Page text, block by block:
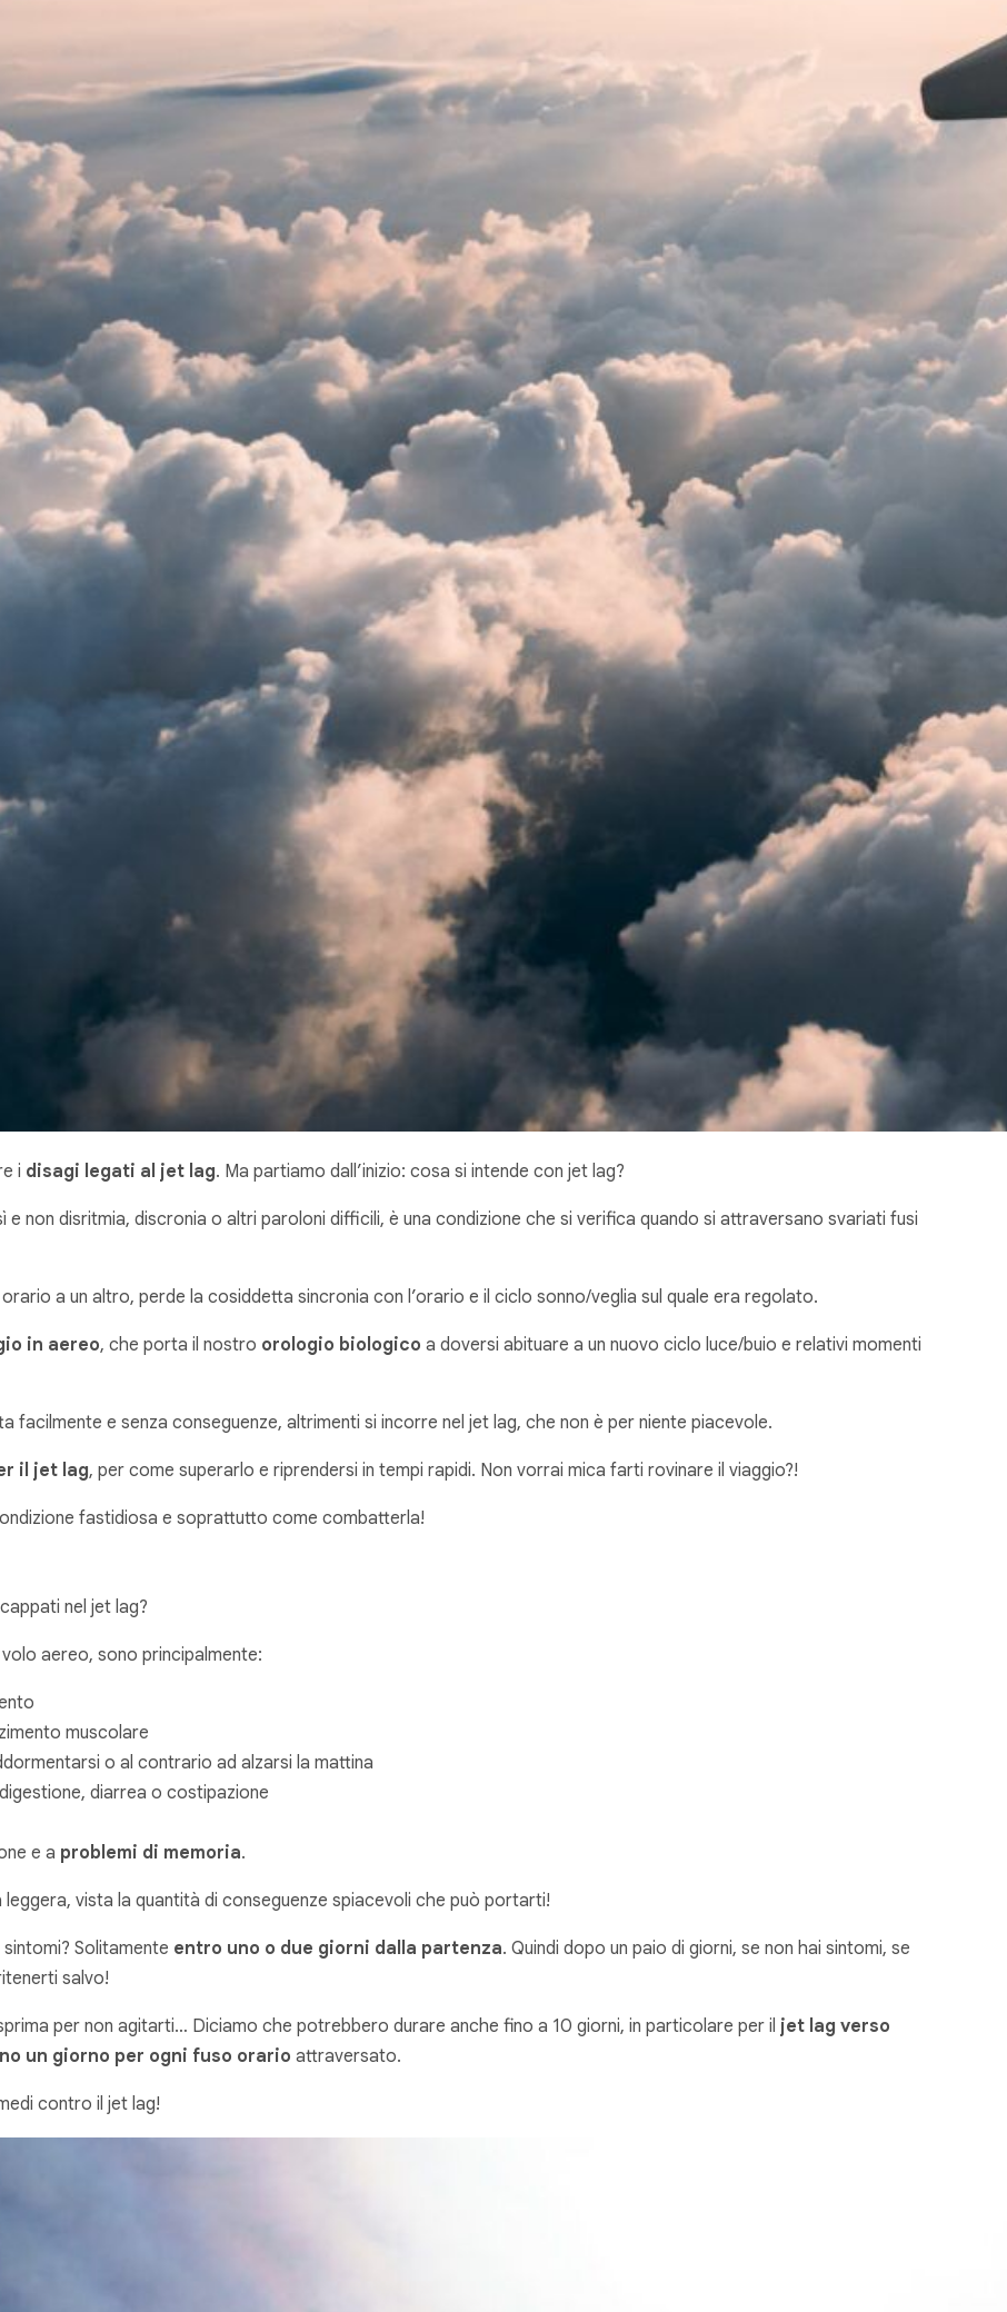
i disagi legati al jet lag. Ma partiamo dall’inizio: cosa si intende con jet lag?
non disritmia, discronia o altri paroloni difficili, è una condizione che si verifica quando si attraversano svariati fusi
a un altro, perde la cosiddetta sincronia con l’orario e il ciclo sonno/veglia sul quale era regolato.
in aereo, che porta il nostro orologio biologico a doversi abituare a un nuovo ciclo luce/buio e relativi momenti
e senza conseguenze, altrimenti si incorre nel jet lag, che non è per niente piacevole.
il jet lag, per come superarlo e riprendersi in tempi rapidi. Non vorrai mica farti rovinare il viaggio?!
fastidiosa e soprattutto come combatterla!
nel jet lag?
aereo, sono principalmente:
muscolare
o al contrario ad alzarsi la mattina
diarrea o costipazione
e a problemi di memoria.
vista la quantità di conseguenze spiacevoli che può portarti!
Solitamente entro uno o due giorni dalla partenza. Quindi dopo un paio di giorni, se non hai sintomi, se
salvo!
per non agitarti… Diciamo che potrebbero durare anche fino a 10 giorni, in particolare per il jet lag verso
un giorno per ogni fuso orario attraversato.
contro il jet lag!